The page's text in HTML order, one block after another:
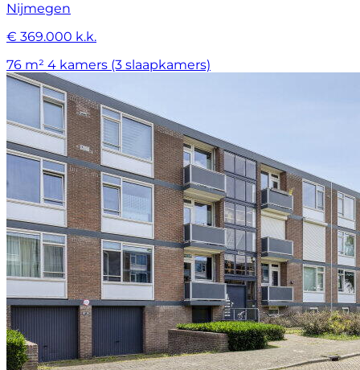
Nijmegen
€ 369.000 k.k.
76 m² 4 kamers (3 slaapkamers)